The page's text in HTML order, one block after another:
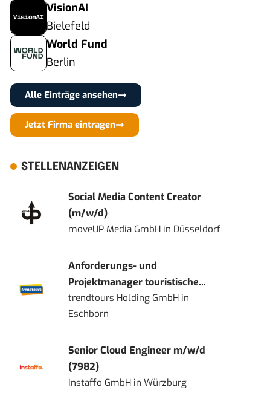
VisionAI
Bielefeld
World Fund
Berlin
Alle Einträge ansehen
Jetzt Firma eintragen
STELLENANZEIGEN
Social Media Content Creator
(m/w/d)
moveUP Media GmbH in Düsseldorf
Anforderungs- und
Projektmanager touristische...
trendtours Holding GmbH in
Eschborn
Senior Cloud Engineer m/w/d
(7982)
Instaffo GmbH inWürzburg